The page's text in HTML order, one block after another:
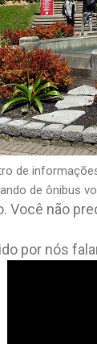
de
de ônibus
não
por nós